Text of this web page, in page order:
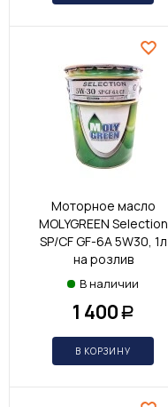
Моторное масло
MOLYGREEN Selection
SP/CF GF-6A 5W30, 1л
на розлив
В наличии
1 400 Р
В КОРЗИНУ